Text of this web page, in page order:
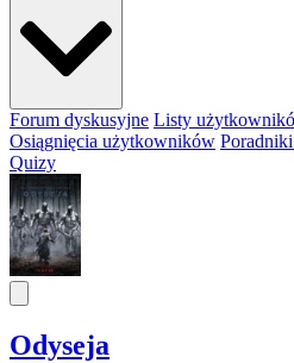
Forum dyskusyjne Listy
Osiągnięcia użytkowników
Quizy
Odyseja